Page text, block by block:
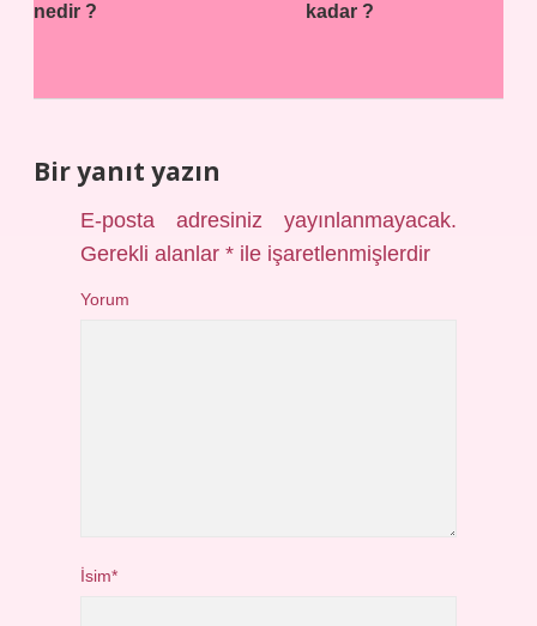
nedir ?
kadar ?
Bir yanıt yazın
E-posta adresiniz yayınlanmayacak.
Gerekli alanlar* ile işaretlenmişlerdir
Yorum
İsim*